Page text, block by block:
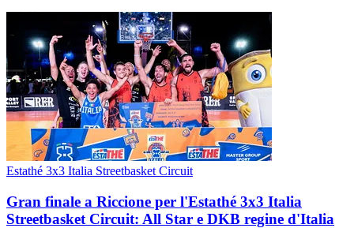
Estathé 3x3 Italia Streetbasket Circuit
Gran finale a Riccione per l'Estathé 3x3 Italia
Streetbasket Circuit: All Star e DKB regine d'Italia